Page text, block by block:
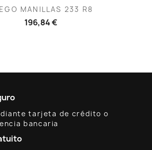
MANILLAS 233 R8
196,84 €
tarjeta de crédito o
bancaria